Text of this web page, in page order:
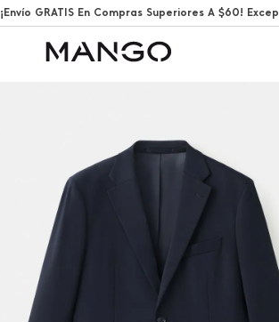
¡Envío GRATIS En Compras Superiores A $60!